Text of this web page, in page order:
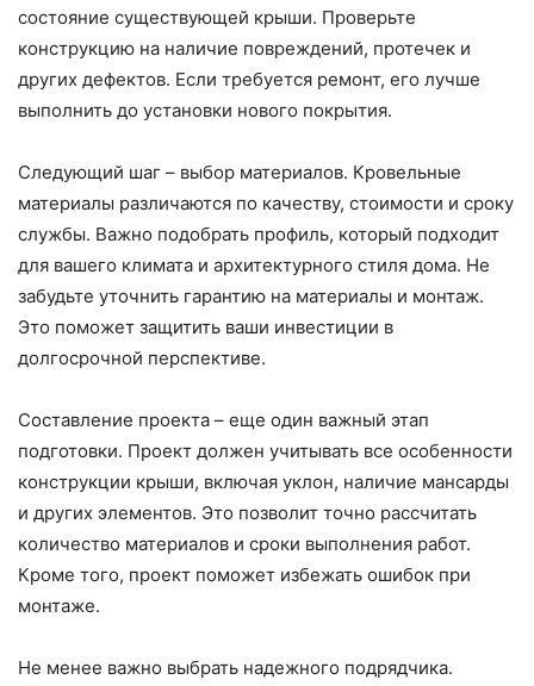
состояние существующей крыши. Проверьте
конструкцию на наличие повреждений, протечек и
других дефектов. Если требуется ремонт, его лучше
выполнить до установки нового покрытия.
Следующий шаг – выбор материалов. Кровельные
материалы различаются по качеству, стоимости и сроку
службы. Важно подобрать профиль, который подходит
для вашего климата и архитектурного стиля дома. Не
забудьте уточнить гарантию на материалы и монтаж.
Это поможет защитить ваши инвестиции в
долгосрочной перспективе.
Составление проекта – еще один важный этап
подготовки. Проект должен учитывать все особенности
конструкции крыши, включая уклон, наличие мансарды
и других элементов. Это позволит точно рассчитать
количество материалов и сроки выполнения работ.
Кроме того, проект поможет избежать ошибок при
монтаже.
Не менее важно выбрать надежного подрядчика.